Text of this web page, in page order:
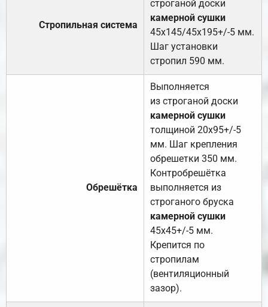
Стропильная система
строганой доски
камерной сушки
45х145/45х195+/-5 мм.
Шаг установки
стропил 590 мм.
Обрешётка
Выполняется
из строганой доски
камерной сушки
толщиной 20х95+/-5
мм. Шаг крепления
обрешетки 350 мм.
Контробрешётка
выполняется из
строганого бруска
камерной сушки
45х45+/-5 мм.
Крепится по
стропилам
(вентиляционный
зазор).